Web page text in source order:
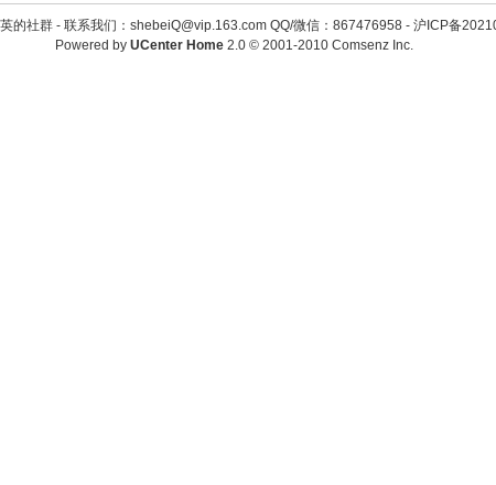
的社群 - 联系我们：shebeiQ@vip.163.com QQ/微信：867476958- 沪ICP备
Powered by UCenter Home 2.0© 2001-2010 Comsenz Inc.